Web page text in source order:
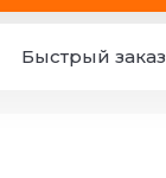
Быстрый заказ